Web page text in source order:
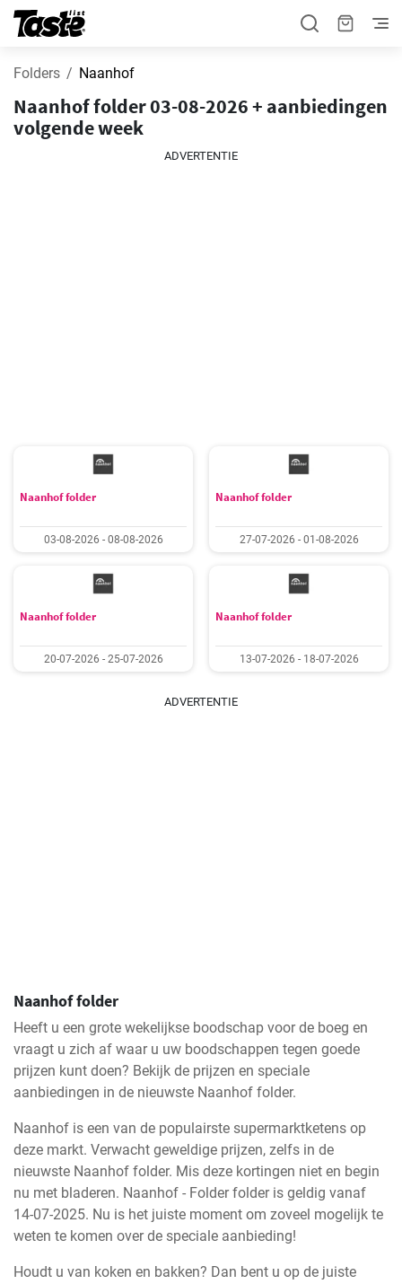
Folders Naanhof
Naanhof folder 03-08-2026 + aanbiedingen
volgende week
ADVERTENTIE
Naanhof folder
03-08-2026 - 08-08-2026
Naanhof folder
27-07-2026 - 01-08-2026
Naanhof folder
20-07-2026 - 25-07-2026
Naanhof folder
13-07-2026 - 18-07-2026
ADVERTENTIE
Naanhof folder
Heeft u een grote wekelijkse boodschap voor de boeg en
vraagt u zich af waar u uw boodschappen tegen goede
prijzen kunt doen? Bekijk de prijzen en speciale
aanbiedingen in de nieuwste Naanhof folder.
Naanhof is een van de populairste supermarktketens op
deze markt. Verwacht geweldige prijzen, zelfs in de
nieuwste Naanhof folder. Mis deze kortingen niet en begin
nu met bladeren. Naanhof - Folder folder is geldig vanaf
14-07-2025. Nu is het juiste moment om zoveel mogelijk te
weten te komen over de speciale aanbieding!
Houdt u van koken en bakken? Dan bent u op de juiste